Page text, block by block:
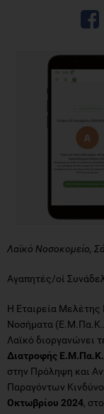
Λαϊκό Νοσοκομείο,
Αγαπητές/οί
Η Εταιρεία Μελέτης
Νοσήματα
Λαϊκό διοργανώνει
Διατροφής
στην Πρόληψη και
Παραγόντων
Οκτωβρίου 2024,